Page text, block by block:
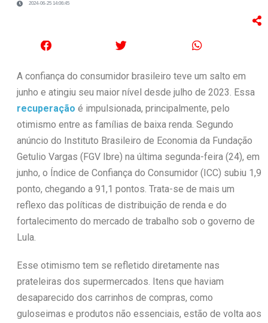
2024-06-25 14:06:45
A confiança do consumidor brasileiro teve um salto em
junho e atingiu seu maior nível desde julho de 2023. Essa
recuperação é impulsionada, principalmente, pelo
otimismo entre as famílias de baixa renda. Segundo
anúncio do Instituto Brasileiro de Economia da Fundação
Getulio Vargas (FGV Ibre) na última segunda-feira (24), em
junho, o Índice de Confiança do Consumidor (ICC) subiu 1,9
ponto, chegando a 91,1 pontos. Trata-se de mais um
reflexo das políticas de distribuição de renda e do
fortalecimento do mercado de trabalho sob o governo de
Lula.
Esse otimismo tem se refletido diretamente nas
prateleiras dos supermercados. Itens que haviam
desaparecido dos carrinhos de compras, como
guloseimas e produtos não essenciais, estão de volta aos